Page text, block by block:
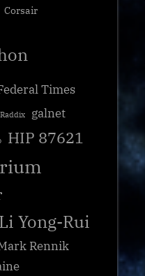
Corsair
Times
galnet
HIP 87621
Li Yong-Rui
Rennik